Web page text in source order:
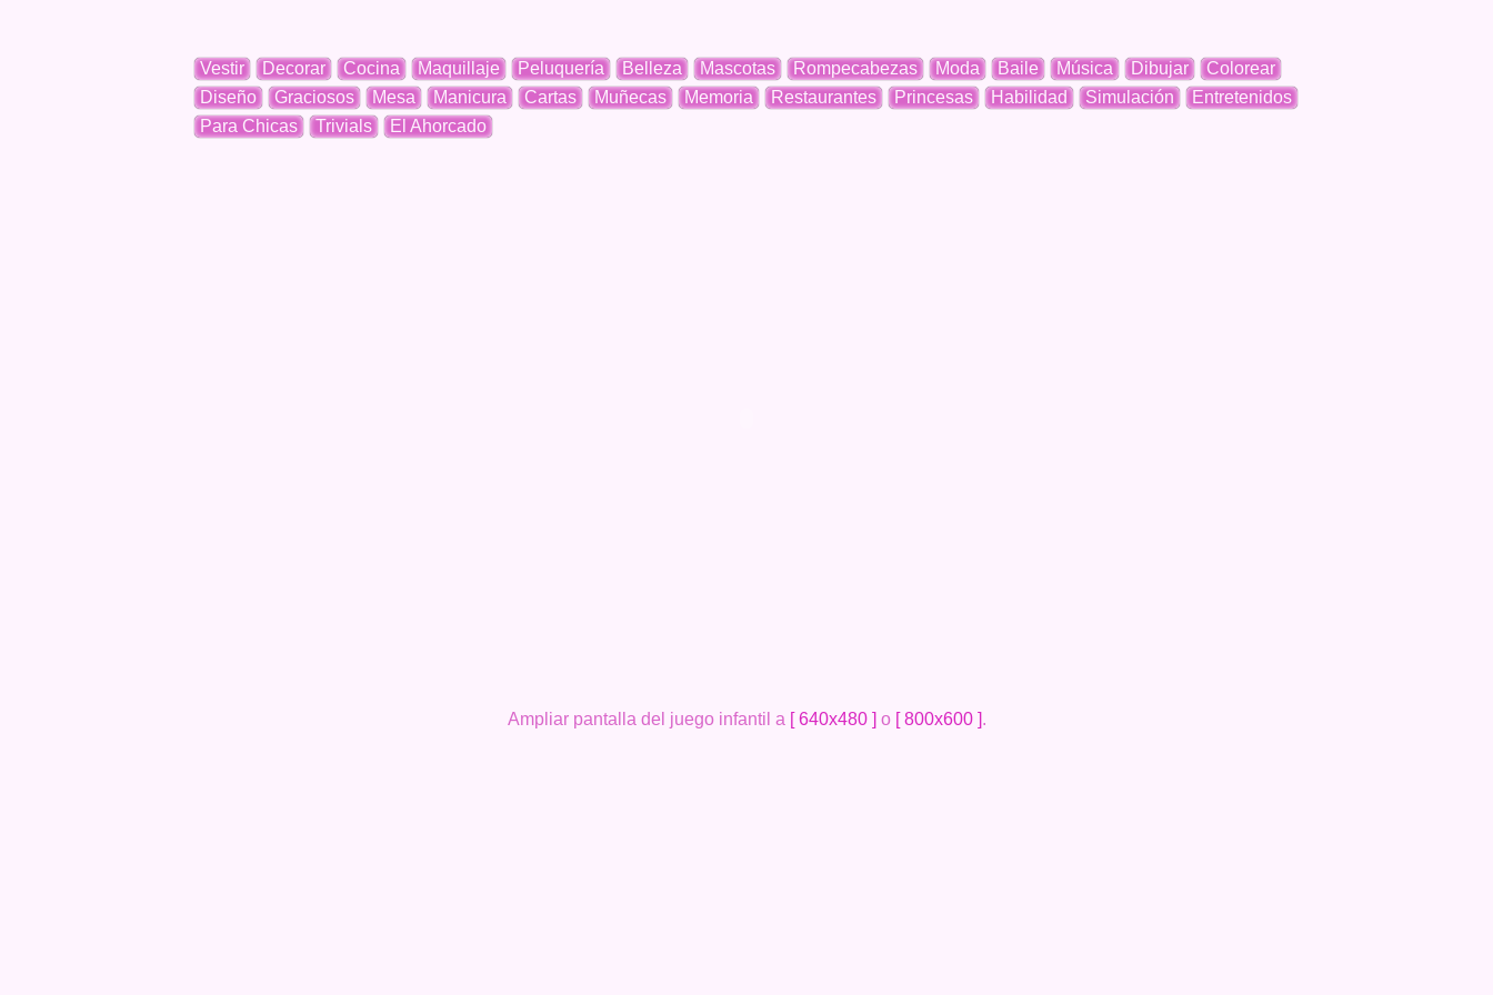
Vestir Decorar Cocina Maquillaje Peluquería Belleza Mascotas Rompecabezas Moda Baile Música Dibujar
Colorear
Diseño
Graciosos Mesa Manicura Cartas Muñecas Memoria Restaurantes Princesas Habilidad Simulación
Entretenidos
Para Chicas
Trivials El Ahorcado
Ampliar pantalla del juego infantil a [ 640x480 ] o [ 800x600 ].